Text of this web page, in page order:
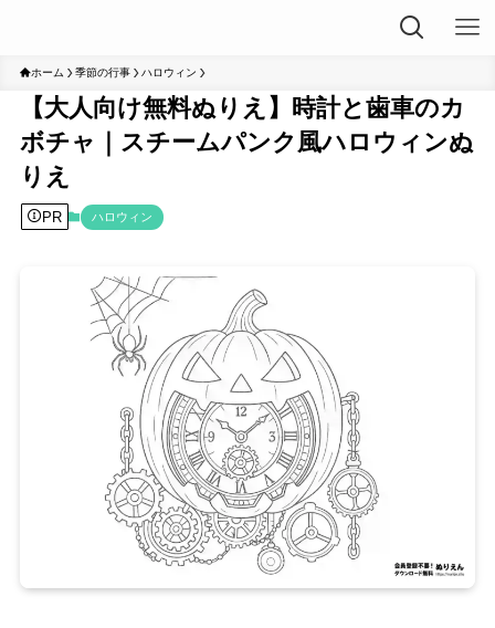
ホーム 季節の行事 ハロウィン
【大人向け無料ぬりえ】時計と歯車のカ
ボチャ｜スチームパンク風ハロウィンぬ
りえ
PR ハロウィン